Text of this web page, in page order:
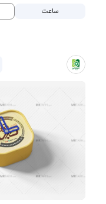
ساعت